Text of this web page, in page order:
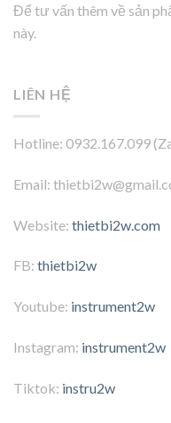
Để tư vấn thêm về sản
này.
LIÊN HỆ
Hotline: 0932.167.099
Email:
Website: thietbi2w.com
FB: thietbi2w
Youtube: instrument2w
Instagram: instrument2w
Tiktok: instru2w